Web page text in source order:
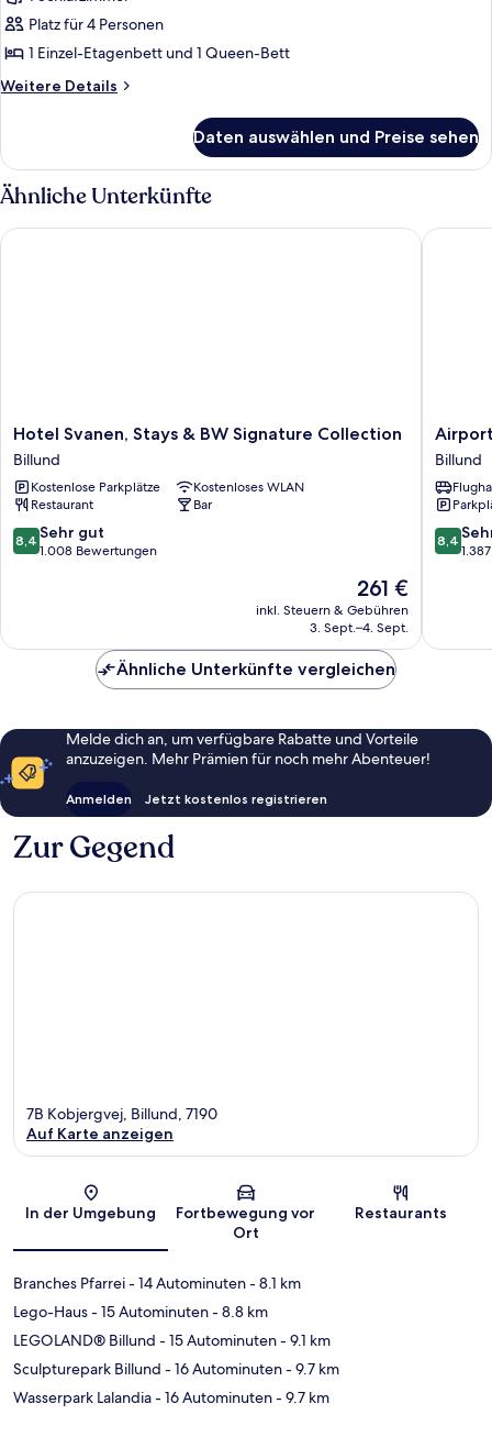
Vierbettzimmer
anzeigen
Platz für 4 Personen
1 Einzel-Etagenbett und 1 Queen-Bett
Weitere Details
Weitere
Vierbettzimmer
Daten auswählen und Preise sehen
Ähnliche Unterkünfte
Hotel
Svanen,
Stays
&
BW
Signature
Collection
Hotel Svanen, Stays & BW Signature Collection
Billund
Kostenlose Parkplätze
Kostenloses WLAN
Restaurant
Bar
8.4
von
Bewertungen
8,4 Sehr gut
1.008 Bewertungen
Der
Preis
beträgt
261 €
inkl. Steuern & Gebühren
3. Sept.–4. Sept.
Hotel Svanen, Stays & BW Signature Collection
Airport
Hotel,
Billund
Billund
Billund
8.4
von
8,4
Airport
Ähnliche Unterkünfte vergleichen
Melde dich an, um verfügbare Rabatte und Vorteile
anzuzeigen. Mehr Prämien für noch mehr Abenteuer!
Anmelden Jetzt kostenlos registrieren
Zur Gegend
Karte
7B Kobjergvej, Billund, 7190
Auf Karte anzeigen
In der Umgebung
Fortbewegung vor
Ort
Restaurants
Branches Pfarrei- 14 Autominuten- 8.1 km
Lego-Haus- 15 Autominuten- 8.8 km
LEGOLAND® Billund - 15 Autominuten- 9.1 km
Sculpturepark Billund - 16 Autominuten- 9.7 km
Wasserpark Lalandia- 16 Autominuten- 9.7 km